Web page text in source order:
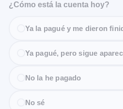
¿Cómo está la cuenta hoy?
Ya la pagué y me dieron
Ya pagué, pero sigue
No la he pagado
No sé